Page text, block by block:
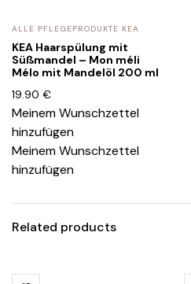
ALLE PFLEGEPRODUKTE KEA
KEA Haarspülung mit
Süßmandel – Mon méli
Mélo mit Mandelöl 200 ml
19.90 €
Meinem Wunschzettel
hinzufügen
Meinem Wunschzettel
hinzufügen
Related products